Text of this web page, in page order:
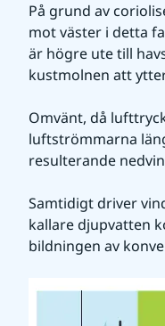
På grund av
mot väster i detta
är högre ute till
kustmolnen att
Omvänt, då
luftströmmarna
resulterande
Samtidigt driver
kallare djupvatten
bildningen av